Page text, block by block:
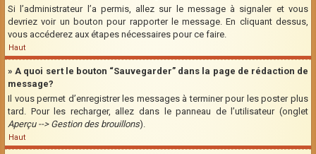
Si l’administrateur l’a permis, allez sur le message à signaler et vous
devriez voir un bouton pour rapporter le message. En cliquant dessus,
vous accéderez aux étapes nécessaires pour ce faire.
Haut
» A quoi sert le bouton “Sauvegarder” dans la page de rédaction de
message?
Il vous permet d’enregistrer les messages à terminer pour les poster plus
tard. Pour les recharger, allez dans le panneau de l’utilisateur (onglet
Aperçu --> Gestion des brouillons).
Haut